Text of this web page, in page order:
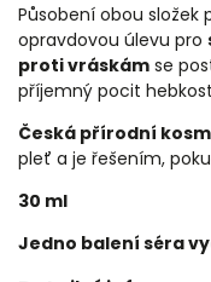
Působení obou
opravdovou úlevu pro
proti vráskám se
příjemný pocit
Česká přírodní
pleť a je řešením,
30 ml
Jedno balení séra